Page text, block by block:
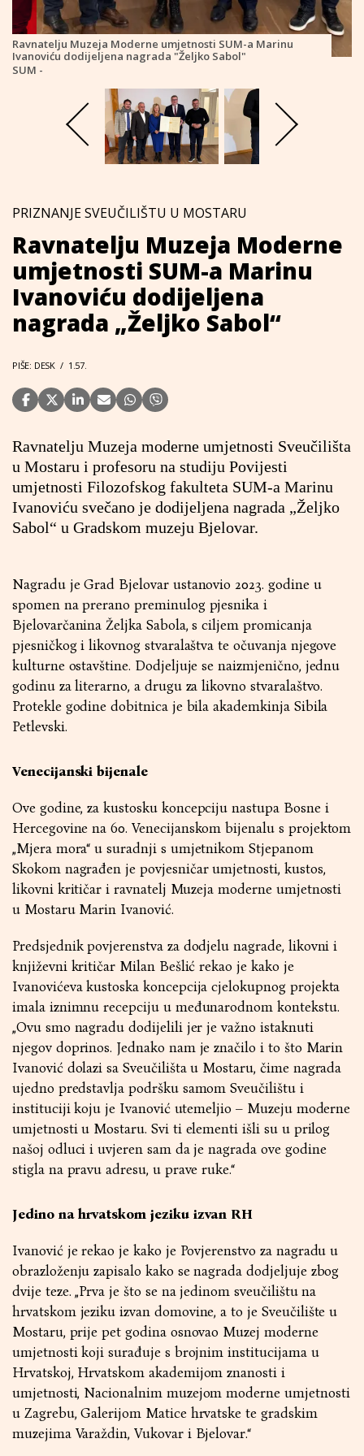
Ravnatelju Muzeja Moderne umjetnosti SUM-a Marinu
Ivanoviću dodijeljena nagrada "Željko Sabol"
SUM -
PRIZNANJE SVEUČILIŠTU U MOSTARU
Ravnatelju Muzeja Moderne
umjetnosti SUM-a Marinu
Ivanoviću dodijeljena
nagrada „Željko Sabol“
PIŠE: DESK / 1.57.
Ravnatelju Muzeja moderne umjetnosti Sveučilišta
u Mostaru i profesoru na studiju Povijesti
umjetnosti Filozofskog fakulteta SUM-a Marinu
Ivanoviću svečano je dodijeljena nagrada „Željko
Sabol“ u Gradskom muzeju Bjelovar.
Nagradu je Grad Bjelovar ustanovio 2023. godine u
spomen na prerano preminulog pjesnika i
Bjelovarčanina Željka Sabola, s ciljem promicanja
pjesničkog i likovnog stvaralaštva te očuvanja njegove
kulturne ostavštine. Dodjeljuje se naizmjenično, jednu
godinu za literarno, a drugu za likovno stvaralaštvo.
Protekle godine dobitnica je bila akademkinja Sibila
Petlevski.
Venecijanski bijenale
Ove godine, za kustosku koncepciju nastupa Bosne i
Hercegovine na 60. Venecijanskom bijenalu s projektom
„Mjera mora“ u suradnji s umjetnikom Stjepanom
Skokom nagrađen je povjesničar umjetnosti, kustos,
likovni kritičar i ravnatelj Muzeja moderne umjetnosti
u Mostaru Marin Ivanović.
Predsjednik povjerenstva za dodjelu nagrade, likovni i
književni kritičar Milan Bešlić rekao je kako je
Ivanovićeva kustoska koncepcija cjelokupnog projekta
imala iznimnu recepciju u međunarodnom kontekstu.
„Ovu smo nagradu dodijelili jer je važno istaknuti
njegov doprinos. Jednako nam je značilo i to što Marin
Ivanović dolazi sa Sveučilišta u Mostaru, čime nagrada
ujedno predstavlja podršku samom Sveučilištu i
instituciji koju je Ivanović utemeljio – Muzeju moderne
umjetnosti u Mostaru. Svi ti elementi išli su u prilog
našoj odluci i uvjeren sam da je nagrada ove godine
stigla na pravu adresu, u prave ruke.“
Jedino na hrvatskom jeziku izvan RH
Ivanović je rekao je kako je Povjerenstvo za nagradu u
obrazloženju zapisalo kako se nagrada dodjeljuje zbog
dvije teze. „Prva je što se na jedinom sveučilištu na
hrvatskom jeziku izvan domovine, a to je Sveučilište u
Mostaru, prije pet godina osnovao Muzej moderne
umjetnosti koji surađuje s brojnim institucijama u
Hrvatskoj, Hrvatskom akademijom znanosti i
umjetnosti, Nacionalnim muzejom moderne umjetnosti
u Zagrebu, Galerijom Matice hrvatske te gradskim
muzejima Varaždin, Vukovar i Bjelovar.“